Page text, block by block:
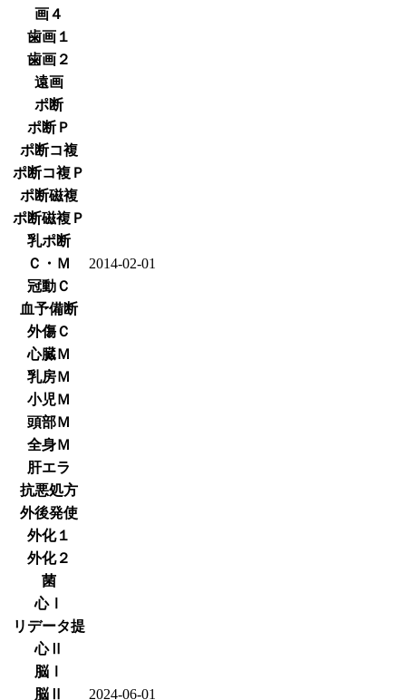
画４
歯画１
歯画２
遠画
ポ断
ポ断Ｐ
ポ断コ複
ポ断コ複Ｐ
ポ断磁複
ポ断磁複Ｐ
乳ポ断
Ｃ・Ｍ
2014-02-01
冠動Ｃ
血予備断
外傷Ｃ
心臓Ｍ
乳房Ｍ
小児Ｍ
頭部Ｍ
全身Ｍ
肝エラ
抗悪処方
外後発使
外化１
外化２
菌
心Ⅰ
リデータ提
心Ⅱ
脳Ⅰ
脳Ⅱ
2024-06-01